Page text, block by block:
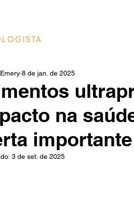
na
importante
8 de jan. de 2025
3 de set. de 2025